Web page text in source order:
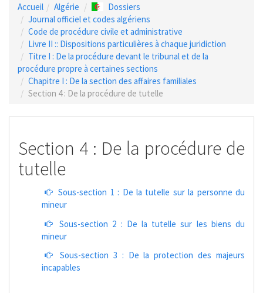
Accueil Algérie
Dossiers
Journal officiel et codes algériens
Code de procédure civile et administrative
Livre II :: Dispositions particulières à chaque juridiction
Titre I : De la procédure devant le tribunal et de la
procédure propre à certaines sections
Chapitre I : De la section des affaires familiales
Section 4 : De la procédure de tutelle
Section 4 : De la procédure de
tutelle
Sous-section 1 : De la tutelle sur la personne du
mineur
Sous-section 2 : De la tutelle sur les biens du
mineur
Sous-section 3 : De la protection des majeurs
incapables